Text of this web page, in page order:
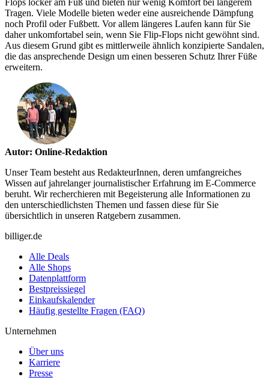
Tragen. Viele Modelle bieten weder eine ausreichende Dämpfung
noch Profil oder Fußbett. Vor allem längeres Laufen kann für Sie
daher unkomfortabel sein, wenn Sie Flip-Flops nicht gewöhnt sind.
Aus diesem Grund gibt es mittlerweile ähnlich konzipierte Sandalen,
die das ansprechende Design um einen besseren Schutz Ihrer Füße
erweitern.
Autor: Online-Redaktion
Unser Team besteht aus RedakteurInnen, deren umfangreiches
Wissen auf jahrelanger journalistischer Erfahrung im E-Commerce
beruht. Wir recherchieren mit Begeisterung alle Informationen zu
den unterschiedlichsten Themen und fassen diese für Sie
übersichtlich in unseren Ratgebern zusammen.
billiger.de
Alle Deals
Alle Shops
Datenplattform
Bestpreissiegel
Einkaufskalender
Häufig gestellte Fragen (FAQ)
Unternehmen
Über uns
Karriere
Presse